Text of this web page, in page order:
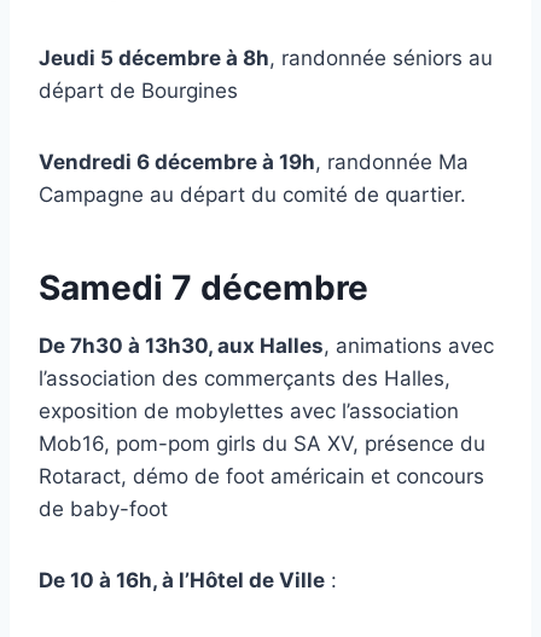
Jeudi 5 décembre à 8h, randonnée séniors au
départ de Bourgines
Vendredi 6 décembre à 19h, randonnée Ma
Campagne au départ du comité de quartier.
Samedi 7 décembre
De 7h30 à 13h30, aux Halles, animations avec
l’association des commerçants des Halles,
exposition de mobylettes avec l’association
Mob16, pom-pom girls du SA XV, présence du
Rotaract, démo de foot américain et concours
de baby-foot
De 10 à 16h, à l’Hôtel de Ville :